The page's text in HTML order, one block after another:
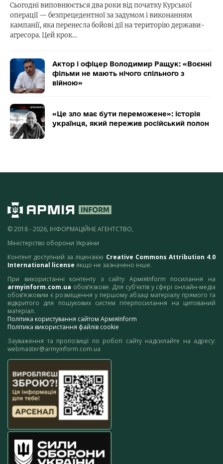
Сьогодні виповнюється два роки від початку Курської
операції — безпрецедентної за задумом і виконанням
кампанії, яка перенесла бойові дії на територію держави-
агресора. Цей крок…
Актор і офіцер Володимир Ращук: «Воєнні
фільми не мають нічого спільного з
війною»
«Це зло має бути переможене»: історія
українця, який пережив російський полон
© 2018 - 2026, ІНФОРМАЦІЙНЕ АГЕНТСТВО,
Міністерство оборони України
Контент доступний за ліцензією Creative Commons Attribution 4.0
International license якщо не зазначено інше.
При використанні контенту з сайту АрміяInform посилання на
armyinform.com.ua обов’язкове. Для суб’єктів у сфері онлайн-медіа
обов’язковим є розміщення у першому абзаці матеріалу прямого та
відкритого для пошукових систем гіперпосилання на цитований
матеріал.
Політика користування сайтом АрміяInform
Політика використання файлів cookie
Зауваження та пропозиції по роботі сайту надсилайте на адресу:
webmaster@armyinform.com.ua